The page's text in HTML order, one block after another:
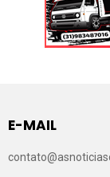
E-MAIL